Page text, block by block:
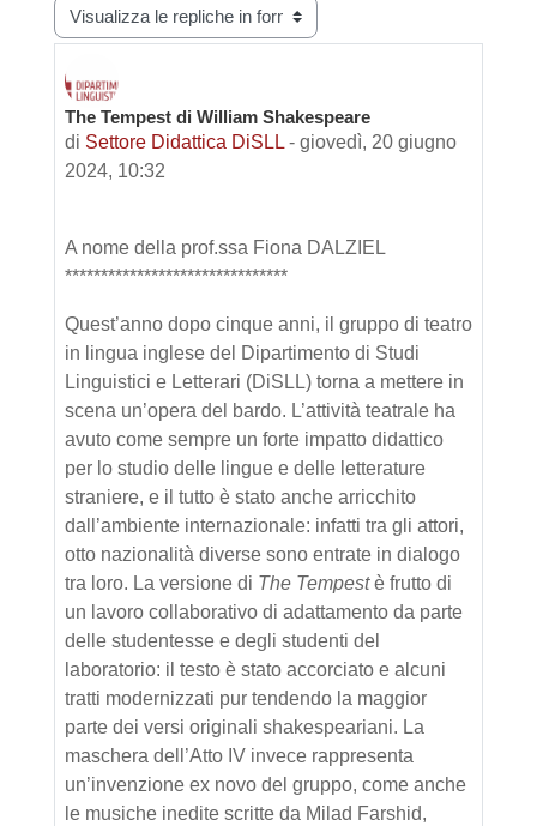
Modalità visualizzazione
The Tempest di William Shakespeare
di Settore Didattica DiSLL - giovedì, 20 giugno
2024, 10:32
Numero di risposte: 0
A nome della prof.ssa Fiona DALZIEL
*******************************
Quest’anno dopo cinque anni, il gruppo di teatro
in lingua inglese del Dipartimento di Studi
Linguistici e Letterari (DiSLL) torna a mettere in
scena un’opera del bardo. L’attività teatrale ha
avuto come sempre un forte impatto didattico
per lo studio delle lingue e delle letterature
straniere, e il tutto è stato anche arricchito
dall’ambiente internazionale: infatti tra gli attori,
otto nazionalità diverse sono entrate in dialogo
tra loro. La versione di The Tempestè frutto di
un lavoro collaborativo di adattamento da parte
delle studentesse e degli studenti del
laboratorio: il testo è stato accorciato e alcuni
tratti modernizzati pur tendendo la maggior
parte dei versi originali shakespeariani. La
maschera dell’Atto IV invece rappresenta
un’invenzione ex novo del gruppo, come anche
le musiche inedite scritte da Milad Farshid,